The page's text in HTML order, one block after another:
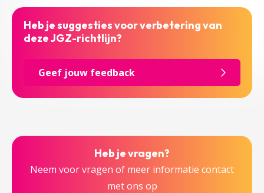
Heb je suggesties voor verbetering van
deze JGZ-richtlijn?
Geef jouw feedback
Heb je vragen?
Neem voor vragen of meer informatie contact
met ons op